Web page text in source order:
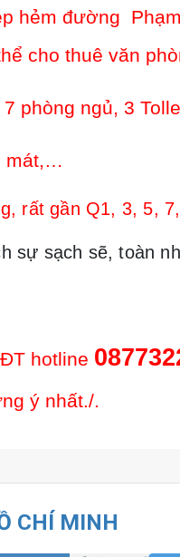
hẻm đường
cho thuê văn
phòng ngủ, 3
mát,…
rất gần Q1, 3, 5,
sự sạch sẽ, toàn
hotline
ý nhất./.
CHÍ MINH